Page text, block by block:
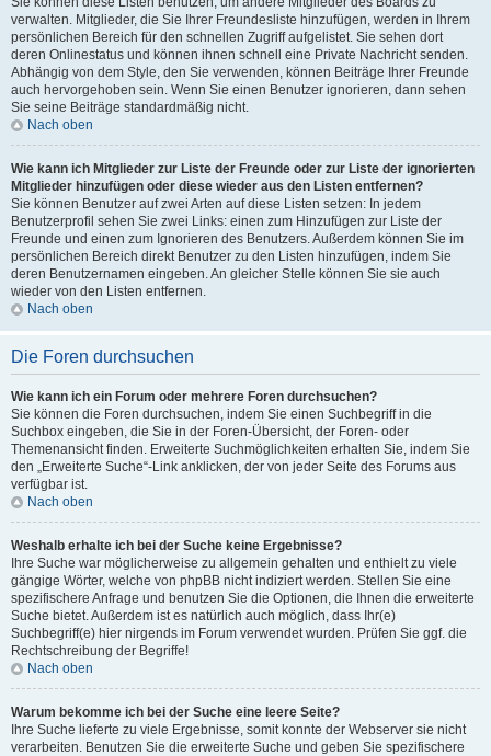
verwalten. Mitglieder, die Sie Ihrer Freundesliste hinzufügen, werden in Ihrem
persönlichen Bereich für den schnellen Zugriff aufgelistet. Sie sehen dort
deren Onlinestatus und können ihnen schnell eine Private Nachricht senden.
Abhängig von dem Style, den Sie verwenden, können Beiträge Ihrer Freunde
auch hervorgehoben sein. Wenn Sie einen Benutzer ignorieren, dann sehen
Sie seine Beiträge standardmäßig nicht.
Nach oben
Wie kann ich Mitglieder zur Liste der Freunde oder zur Liste der ignorierten
Mitglieder hinzufügen oder diese wieder aus den Listen entfernen?
Sie können Benutzer auf zwei Arten auf diese Listen setzen: In jedem
Benutzerprofil sehen Sie zwei Links: einen zum Hinzufügen zur Liste der
Freunde und einen zum Ignorieren des Benutzers. Außerdem können Sie im
persönlichen Bereich direkt Benutzer zu den Listen hinzufügen, indem Sie
deren Benutzernamen eingeben. An gleicher Stelle können Sie sie auch
wieder von den Listen entfernen.
Nach oben
Die Foren durchsuchen
Wie kann ich ein Forum oder mehrere Foren durchsuchen?
Sie können die Foren durchsuchen, indem Sie einen Suchbegriff in die
Suchbox eingeben, die Sie in der Foren-Übersicht, der Foren- oder
Themenansicht finden. Erweiterte Suchmöglichkeiten erhalten Sie, indem Sie
den „Erweiterte Suche“-Link anklicken, der von jeder Seite des Forums aus
verfügbar ist.
Nach oben
Weshalb erhalte ich bei der Suche keine Ergebnisse?
Ihre Suche war möglicherweise zu allgemein gehalten und enthielt zu viele
gängige Wörter, welche von phpBB nicht indiziert werden. Stellen Sie eine
spezifischere Anfrage und benutzen Sie die Optionen, die Ihnen die erweiterte
Suche bietet. Außerdem ist es natürlich auch möglich, dass Ihr(e)
Suchbegriff(e) hier nirgends im Forum verwendet wurden. Prüfen Sie ggf. die
Rechtschreibung der Begriffe!
Nach oben
Warum bekomme ich bei der Suche eine leere Seite?
Ihre Suche lieferte zu viele Ergebnisse, somit konnte der Webserver sie nicht
verarbeiten. Benutzen Sie die erweiterte Suche und geben Sie spezifischere